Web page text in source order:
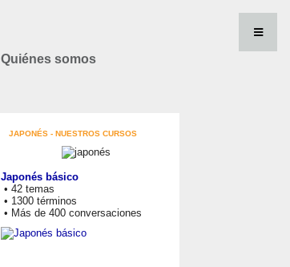
Quiénes somos
JAPONÉS - NUESTROS CURSOS
Japonés básico
• 42 temas
• 1300 términos
• Más de 400 conversaciones